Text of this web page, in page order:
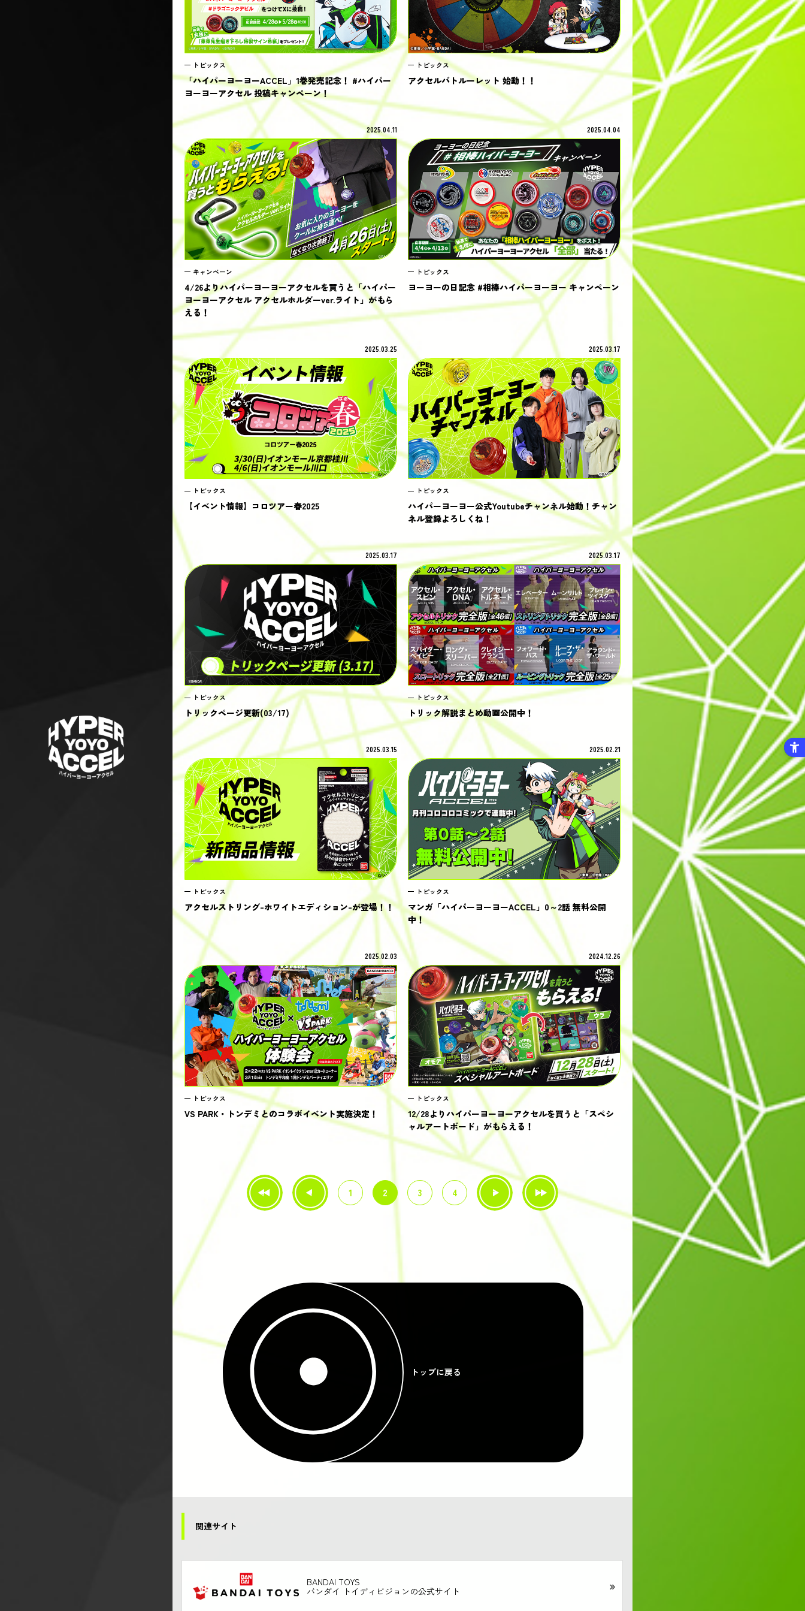
トピックス
「ハイパーヨーヨーACCEL」1巻発売記念！ #ハイパー
ヨーヨーアクセル 投稿キャンペーン！
トピックス
アクセルバトルーレット 始動！！
2025.04.11
キャンペーン
4/26よりハイパーヨーヨーアクセルを買うと「ハイパー
ヨーヨーアクセル アクセルホルダーver.ライト」がもら
える！
2025.04.04
トピックス
ヨーヨーの日記念 #相棒ハイパーヨーヨー キャンペーン
2025.03.25
トピックス
【イベント情報】コロツアー春2025
2025.03.17
トピックス
ハイパーヨーヨー公式Youtubeチャンネル始動！チャン
ネル登録よろしくね！
2025.03.17
トピックス
トリックページ更新(03/17)
2025.03.17
トピックス
トリック解説まとめ動画公開中！
2025.03.15
トピックス
アクセルストリング-ホワイトエディション-が登場！！
2025.02.21
トピックス
マンガ「ハイパーヨーヨーACCEL」0～2話 無料公開
中！
2025.02.03
トピックス
VS PARK・トンデミとのコラボイベント実施決定！
2024.12.26
トピックス
12/28よりハイパーヨーヨーアクセルを買うと「スペシ
ャルアートボード」がもらえる！
≪ 前へ 1 2 3 4 次へ ≫
トップに戻る
関連サイト
BANDAI TOYS
バンダイ トイディビジョンの公式サイト